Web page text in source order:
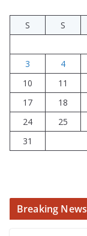
S
S
3
4
10
11
17
18
24
25
31
Breaking News